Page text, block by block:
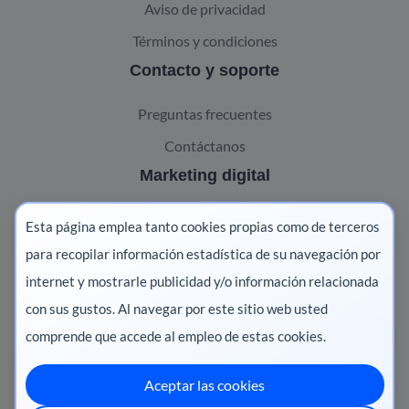
Aviso de privacidad
Términos y condiciones
Contacto y soporte
Preguntas frecuentes
Contáctanos
Marketing digital
Pharma
Salud animal
Salud vegetal
México
·
Esta página emplea tanto cookies propias como de terceros
para recopilar información estadística de su navegación por
internet y mostrarle publicidad y/o información relacionada
con sus gustos. Al navegar por este sitio web usted
comprende que accede al empleo de estas cookies.
Aceptar las cookies